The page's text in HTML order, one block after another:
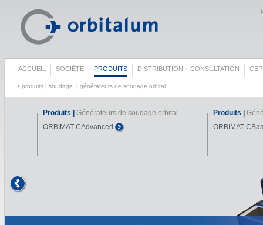
ACCUEIL SOCIÉTÉ PRODUITS DISTRIBUTION + CONSULTATION
• produits | soudage. | générateurs de soudage orbital
Produits |
Générateurs de soudage orbital
ORBIMAT CAdvanced
Produits |
ORBIMAT